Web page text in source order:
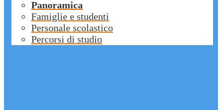
Panoramica
Famiglie e studenti
Personale scolastico
Percorsi di studio